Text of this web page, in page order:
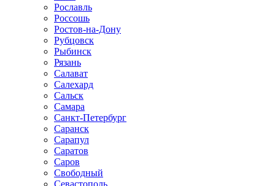
Рославль
Россошь
Ростов-на-Дону
Рубцовск
Рыбинск
Рязань
Салават
Салехард
Сальск
Самара
Санкт-Петербург
Саранск
Сарапул
Саратов
Саров
Свободный
Севастополь